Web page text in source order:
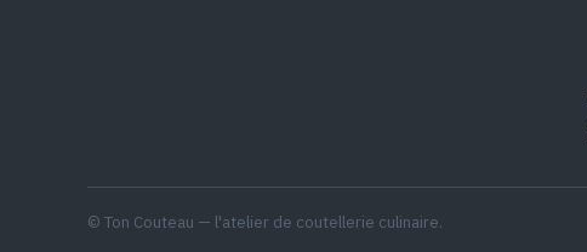
© Ton Couteau — l'atelier de coutellerie culinaire.